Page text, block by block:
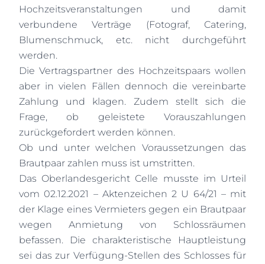
Hochzeitsveranstaltungen und damit
verbundene Verträge (Fotograf, Catering,
Blumenschmuck, etc. nicht durchgeführt
werden.
Die Vertragspartner des Hochzeitspaars wollen
aber in vielen Fällen dennoch die vereinbarte
Zahlung und klagen. Zudem stellt sich die
Frage, ob geleistete Vorauszahlungen
zurückgefordert werden können.
Ob und unter welchen Voraussetzungen das
Brautpaar zahlen muss ist umstritten.
Das Oberlandesgericht Celle musste im Urteil
vom 02.12.2021 – Aktenzeichen 2 U 64/21 – mit
der Klage eines Vermieters gegen ein Brautpaar
wegen Anmietung von Schlossräumen
befassen. Die charakteristische Hauptleistung
sei das zur Verfügung-Stellen des Schlosses für